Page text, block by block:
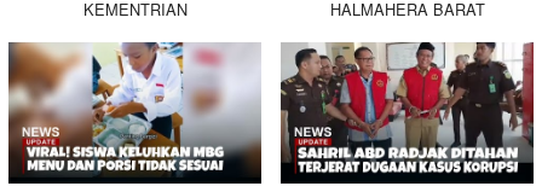
KEMENTRIAN HALMAHERA BARAT